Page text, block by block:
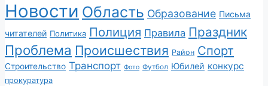
Новости Область Образование Письма
читателей Политика Полиция Правила Праздник
Проблема Происшествия Район Спорт
Строительство Транспорт Фото Футбол Юбилей конкурс
прокуратура